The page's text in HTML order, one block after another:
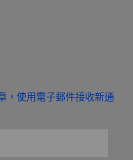
，使用電子郵件接收新通